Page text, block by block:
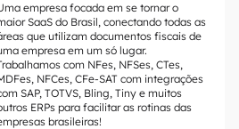
empresa focada em se tornar o
SaaS do Brasil, conectando todas as
que utilizam documentos fiscais de
empresa em um só lugar.
com NFes, NFSes, CTes,
NFCes, CFe-SAT com integrações
SAP, TOTVS, Bling, Tiny e muitos
ERPs para facilitar as rotinas das
brasileiras!